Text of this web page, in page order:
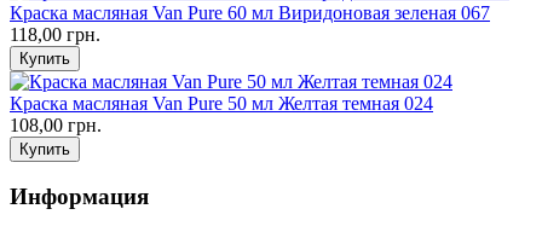
Краска масляная Van Pure 60 мл Виридоновая зеленая 067
118,00 грн.
Краска масляная Van Pure 50 мл Желтая темная 024
108,00 грн.
Информация